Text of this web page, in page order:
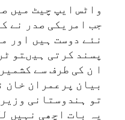
واٹس ایپ چیٹ میں
جب امریکی صدر نے
نئے دوست ہیں اور
پسند کرتی ہیںتو
ا ن کی طرف سے
بیان پرعمران خان
تو ہندوستانی
یہ بات اچھی نہیں